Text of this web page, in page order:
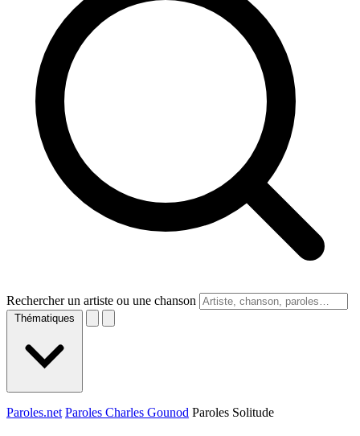
Rechercher un artiste ou une chanson
Thématiques
Paroles.net Paroles Charles Gounod Paroles Solitude